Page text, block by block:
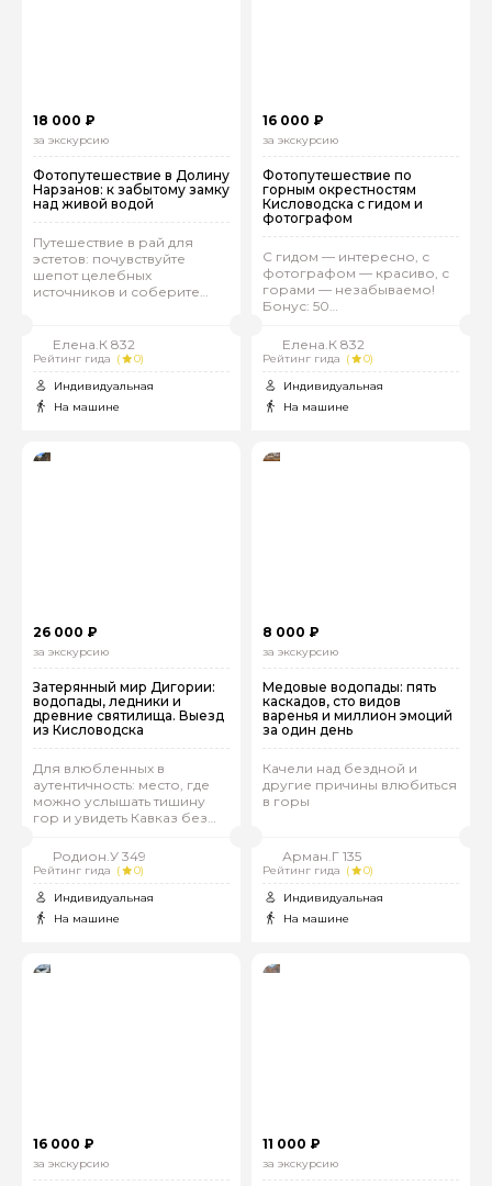
18 000 ₽
за экскурсию
Фотопутешествие в Долину
Нарзанов: к забытому замку
над живой водой
Путешествие в рай для
эстетов: почувствуйте
шепот целебных
источников и соберите
Елена.К 832
Рейтинг гида (
0)
Индивидуальная
На машине
16 000 ₽
за экскурсию
Фотопутешествие по
горным окрестностям
Кисловодска с гидом и
фотографом
С гидом — интересно, с
фотографом — красиво, с
горами — незабываемо!
Бонус: 50
Елена.К 832
Рейтинг гида (
0)
Индивидуальная
На машине
26 000 ₽
за экскурсию
Затерянный мир Дигории:
водопады, ледники и
древние святилища. Выезд
из Кисловодска
Для влюбленных в
аутентичность: место, где
можно услышать тишину
гор и увидеть Кавказ без
Родион.У 349
Рейтинг гида (
0)
Индивидуальная
На машине
8 000 ₽
за экскурсию
Медовые водопады: пять
каскадов, сто видов
варенья и миллион эмоций
за один день
Качели над бездной и
другие причины влюбиться
в горы
Арман.Г 135
Рейтинг гида (
0)
Индивидуальная
На машине
16 000 ₽
за экскурсию
11 000 ₽
за экскурсию